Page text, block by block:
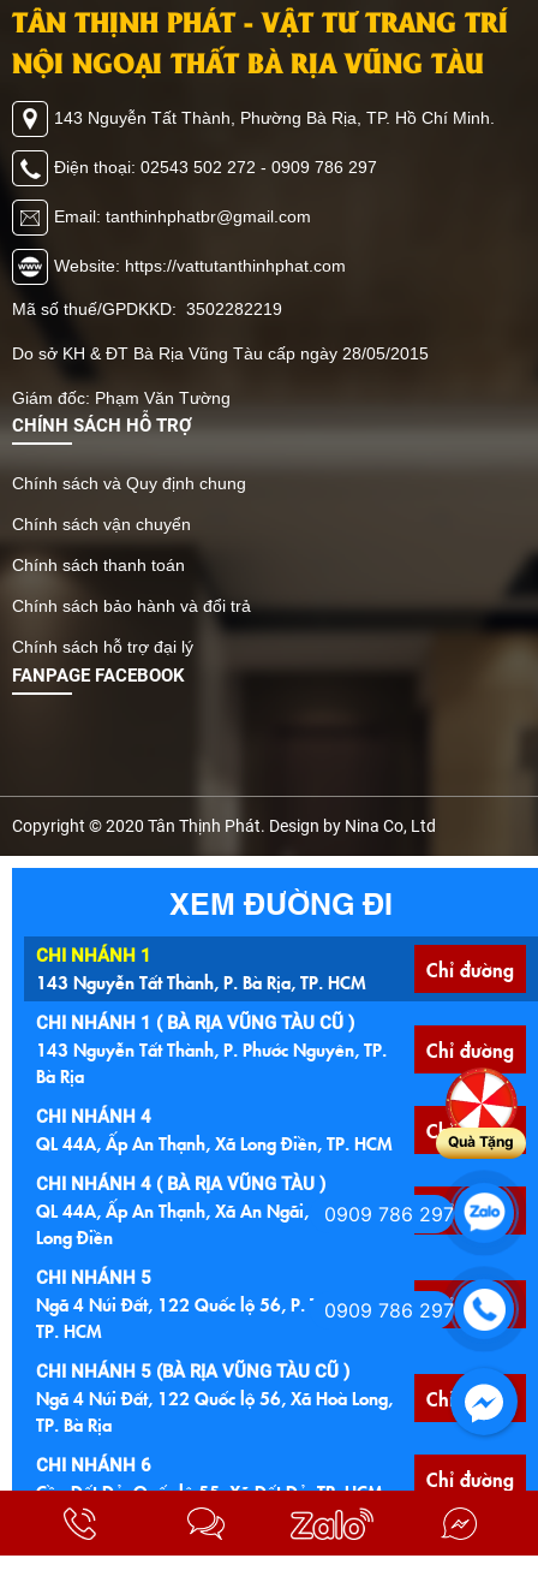
TÂN THỊNH PHÁT - VẬT TƯ TRANG TRÍ
NỘI NGOẠI THẤT BÀ RỊA VŨNG TÀU
143 Nguyễn Tất Thành, Phường Bà Rịa, TP. Hồ Chí Minh.
Điện thoại: 02543 502 272 - 0909 786 297
Email: tanthinhphatbr@gmail.com
Website: https://vattutanthinhphat.com
Mã số thuế/GPDKKD: 3502282219
Do sở KH & ĐT Bà Rịa Vũng Tàu cấp ngày 28/05/2015
Giám đốc: Phạm Văn Tường
CHÍNH SÁCH HỖ TRỢ
Chính sách và Quy định chung
Chính sách vận chuyển
Chính sách thanh toán
Chính sách bảo hành và đổi trả
Chính sách hỗ trợ đại lý
FANPAGE FACEBOOK
Copyright © 2020 Tân Thịnh Phát. Design by Nina Co, Ltd
XEM ĐƯỜNG ĐI
CHI NHÁNH 1
143 Nguyễn Tất Thành, P. Bà Rịa, TP. HCM Chỉ đường
CHI NHÁNH 1 ( BÀ RỊA VŨNG TÀU CŨ )
143 Nguyễn Tất Thành, P. Phước Nguyên, TP.
Bà Rịa
Chỉ đường
CHI NHÁNH 4
QL 44A, Ấp An Thạnh, Xã Long Điền, TP. HCM Chỉ đường
CHI NHÁNH 4 ( BÀ RỊA VŨNG TÀU )
QL 44A, Ấp An Thạnh, Xã An Ngãi, Huyện
Long Điền
Chỉ đường
CHI NHÁNH 5
Ngã 4 Núi Đất, 122 Quốc lộ 56, P. Tam Long,
TP. HCM
Chỉ đường
CHI NHÁNH 5 (BÀ RỊA VŨNG TÀU CŨ )
Ngã 4 Núi Đất, 122 Quốc lộ 56, Xã Hoà Long,
TP. Bà Rịa
Chỉ đường
CHI NHÁNH 6
Cầu Đất Đỏ, Quốc lộ 55, Xã Đất Đỏ, TP. HCM Chỉ đường
CHI NHÁNH 6 (BÀ RỊA VŨNG TÀU CŨ)
Cầu Đất Đỏ, Quốc lộ 55, TT Đất Đỏ, Bà Ria
Chỉ đường
Quà Tặng
0909 786 297
0909 786 297